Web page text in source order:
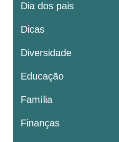
Dia dos pais
Dicas
Diversidade
Educação
Família
Finanças